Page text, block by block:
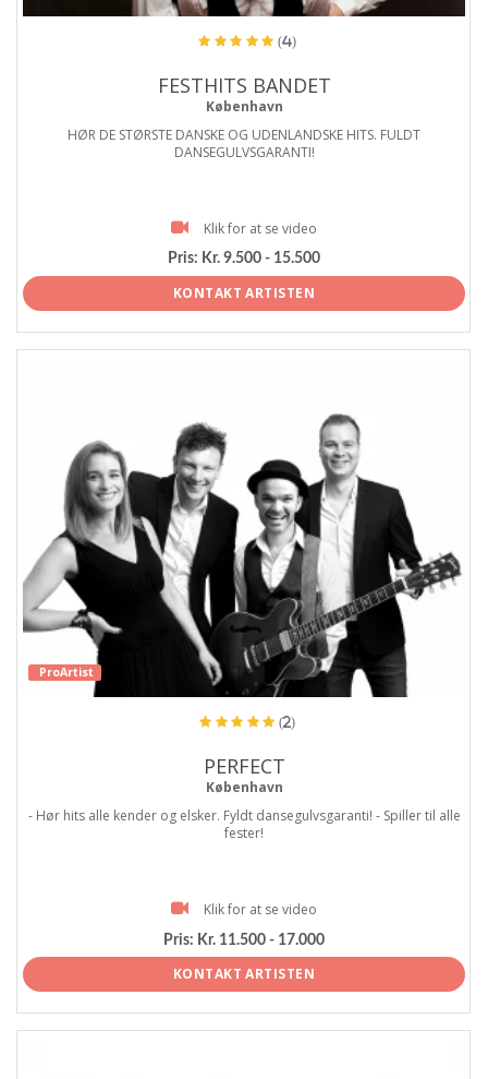
(4)
FESTHITS BANDET
København
HØR DE STØRSTE DANSKE OG UDENLANDSKE HITS. FULDT
DANSEGULVSGARANTI!
Klik for at se video
Pris: Kr. 9.500 - 15.500
KONTAKT ARTISTEN
ProArtist
(2)
PERFECT
København
- Hør hits alle kender og elsker. Fyldt dansegulvsgaranti! - Spiller til alle
fester!
Klik for at se video
Pris: Kr. 11.500 - 17.000
KONTAKT ARTISTEN